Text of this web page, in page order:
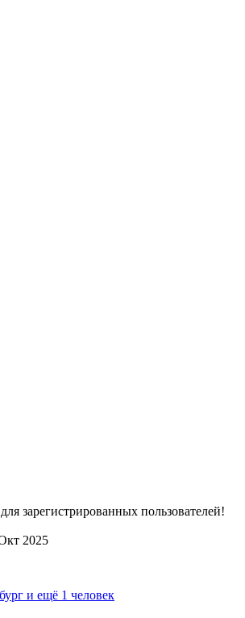
зарегистрированных пользователей!
2025
и ещё 1 человек